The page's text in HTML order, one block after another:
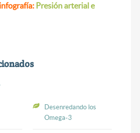
Presión arterial e
Desenredando los
Omega-3